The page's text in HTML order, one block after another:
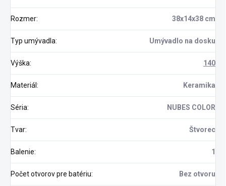
Rozmer: 38x14x38 cm
Typ umývadla: Umývadlo na dosku
Výška: 140
Materiál: Keramika
Séria: NUBES COLOR
Tvar: Štvorec
Balenie: 1
Počet otvorov pre batériu: Bez otvoru